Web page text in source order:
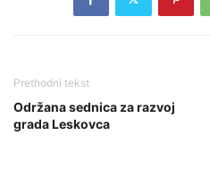
Prethodni tekst
Održana sednica za razvoj
grada Leskovca